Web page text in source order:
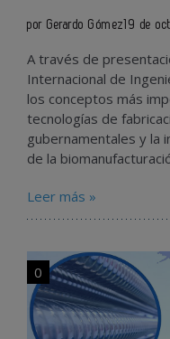
por Gerardo Gómez 19 de
A través de
Internacional de
los conceptos más
tecnologías de
gubernamentales y la
de la
Leer más »
0